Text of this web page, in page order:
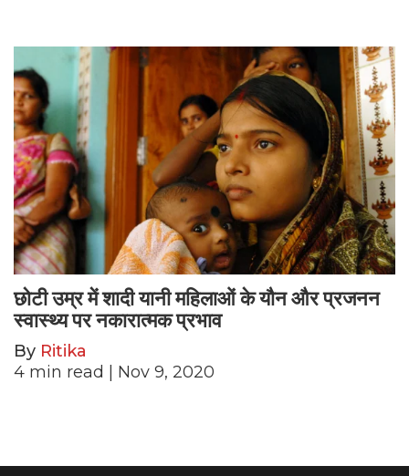
छोटी उम्र में शादी यानी महिलाओं के यौन और प्रजनन
स्वास्थ्य पर नकारात्मक प्रभाव
By Ritika
4 min read | Nov 9, 2020